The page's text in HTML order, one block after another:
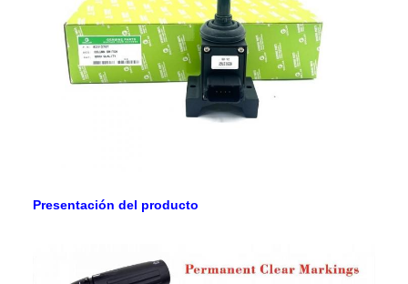
Regiones de
ventas
Europa, Estados Unidos, Canadá,
América del Sur, África, Oriente
Medio
Presentación del producto